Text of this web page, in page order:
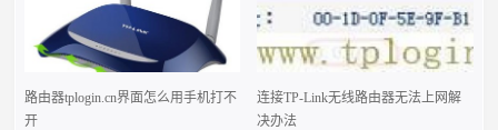
路由器tplogin.cn界面怎么用手机打不
开
连接TP-Link无线路由器无法上网解
决办法